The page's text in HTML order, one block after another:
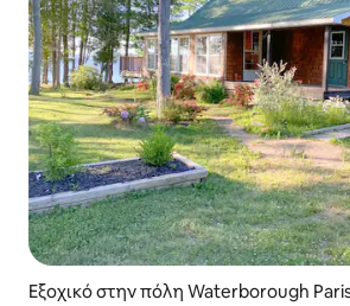
Εξοχικό στην πόλη Waterborough